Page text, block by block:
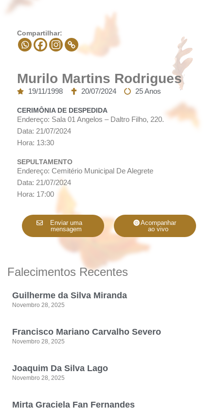
Compartilhar:
Murilo Martins Rodrigues
19/11/1998 20/07/2024 25 Anos
CERIMÔNIA DE DESPEDIDA
Endereço: Sala 01 Angelos – Daltro Filho, 220.
Data: 21/07/2024
Hora: 13:30
SEPULTAMENTO
Endereço: Cemitério Municipal De Alegrete
Data: 21/07/2024
Hora: 17:00
Enviar uma
mensagem
Acompanhar
ao vivo
Falecimentos Recentes
Guilherme da Silva Miranda
Novembro 28, 2025
Francisco Mariano Carvalho Severo
Novembro 28, 2025
Joaquim Da Silva Lago
Novembro 28, 2025
Mirta Graciela Fan Fernandes